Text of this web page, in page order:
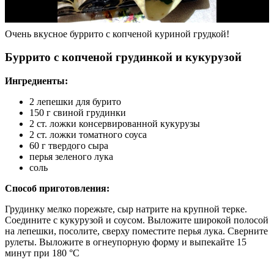
Очень вкусное буррито с копченой куриной грудкой!
Буррито с копченой грудинкой и кукурузой
Ингредиенты:
2 лепешки для бурито
150 г свиной грудинки
2 ст. ложки консервированной кукурузы
2 ст. ложки томатного соуса
60 г твердого сыра
перья зеленого лука
соль
Способ приготовления:
Грудинку мелко порежьте, сыр натрите на крупной терке.
Соедините с кукурузой и соусом. Выложите широкой полосой
на лепешки, посолите, сверху поместите перья лука. Сверните
рулеты. Выложите в огнеупорную форму и выпекайте 15
минут при 180 °C